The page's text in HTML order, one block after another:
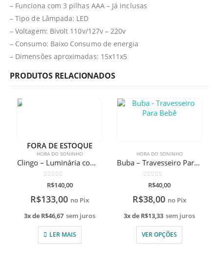
– Funciona com 3 pilhas AAA – Já inclusas
– Tipo de Lâmpada: LED
– Voltagem: Bivolt 110v/127v – 220v
– Consumo: Baixo Consumo de energia
– Dimensões aproximadas: 15x11x5
PRODUTOS RELACIONADOS
FORA DE ESTOQUE
HORA DO SONINHO
Clingo – Luminária com luz e sons Elefantinho
de 5
R$140,00
R$133,00 no Pix
3x de R$46,67 sem juros
LER MAIS
HORA DO SONINHO
Buba – Travesseiro Para Bebê
de 5
R$40,00
R$38,00 no Pix
3x de R$13,33 sem juros
VER OPÇÕES